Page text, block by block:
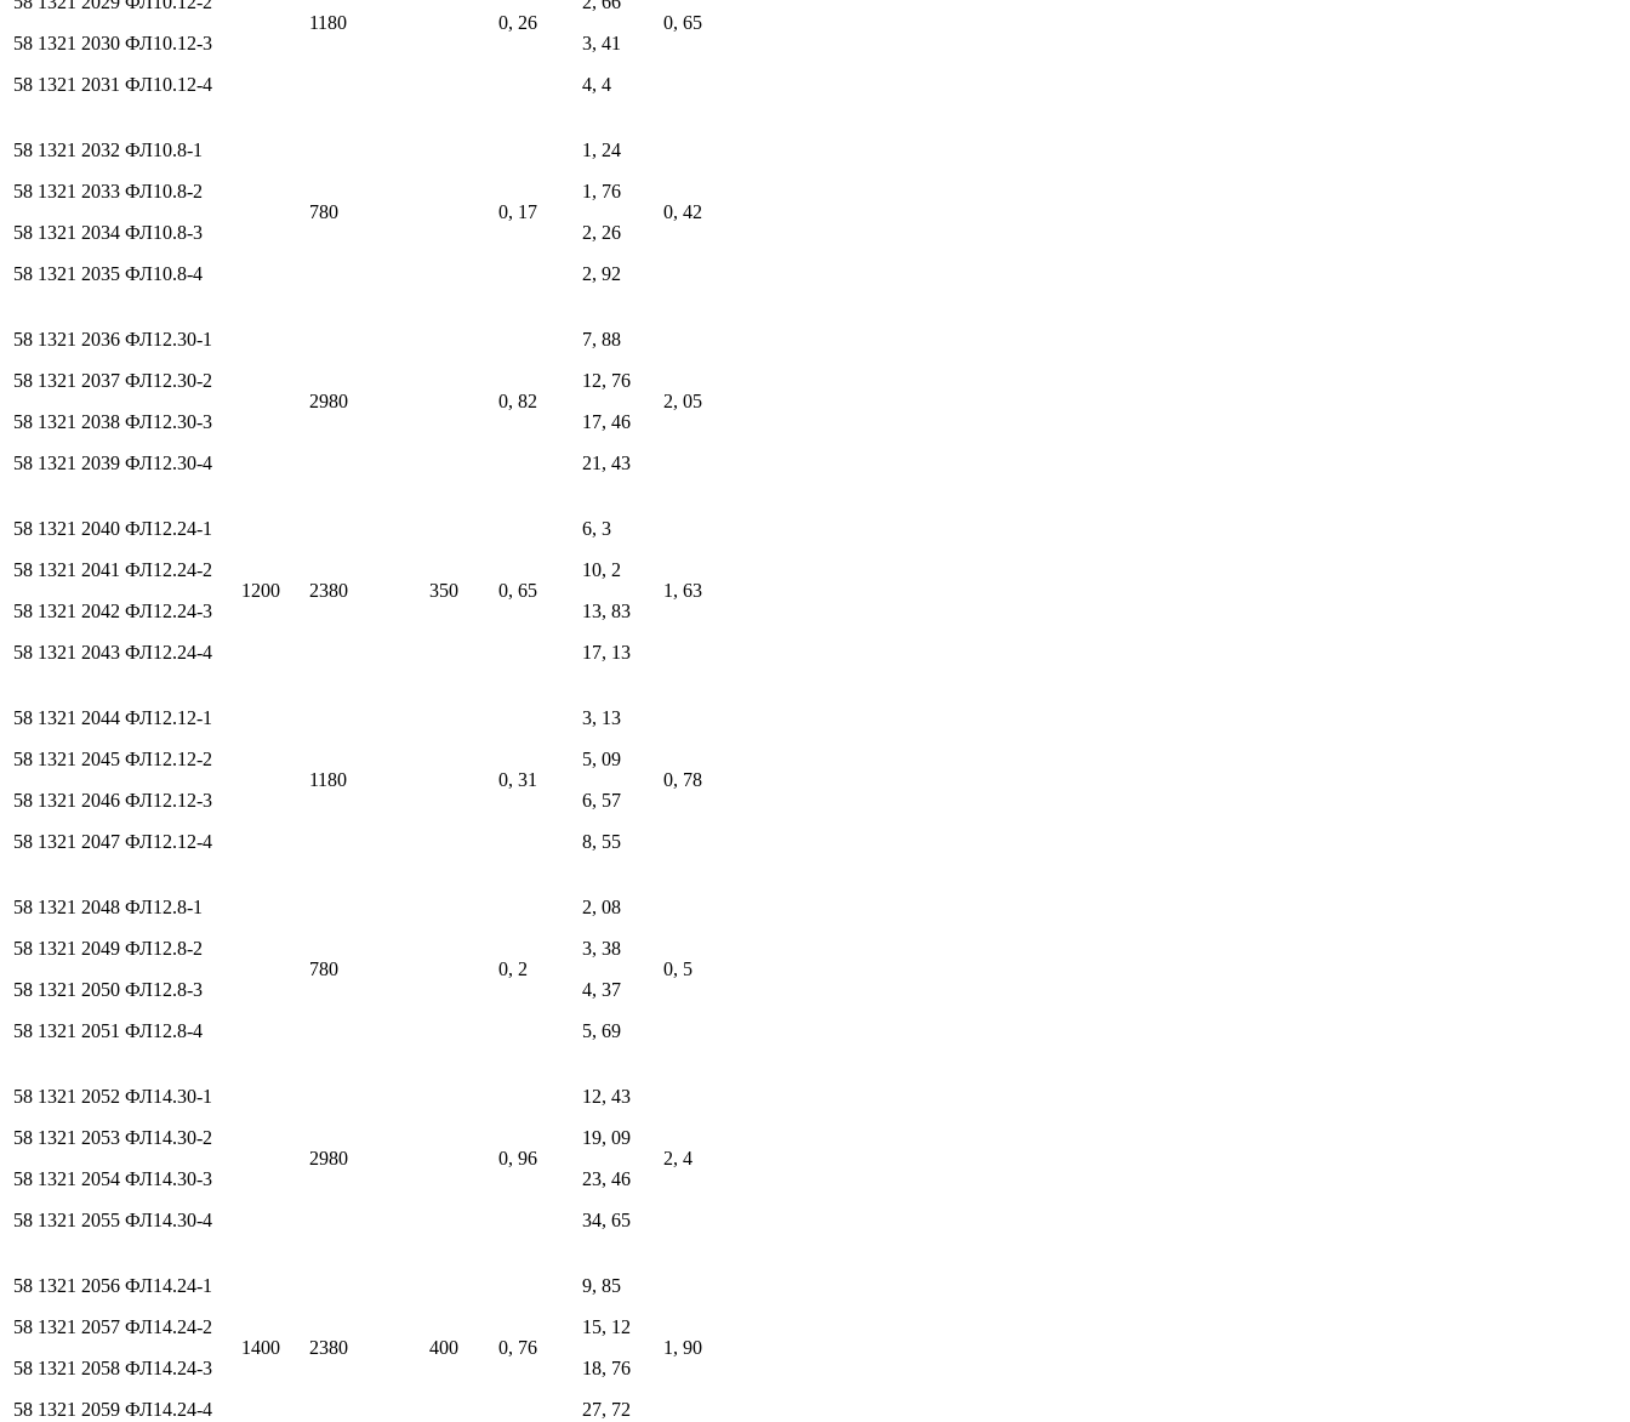
58 1321 2030
58 1321 2031
ФЛ10.12-3
ФЛ10.12-4
1180 0, 26
3, 41
4, 4
0, 65
58 1321 2032
58 1321 2033
58 1321 2034
58 1321 2035
ФЛ10.8-1
ФЛ10.8-2
ФЛ10.8-3
ФЛ10.8-4
780 0, 17
1, 24
1, 76
2, 26
2, 92
0, 42
58 1321 2036
58 1321 2037
58 1321 2038
58 1321 2039
ФЛ12.30-1
ФЛ12.30-2
ФЛ12.30-3
ФЛ12.30-4
2980 0, 82
7, 88
12, 76
17, 46
21, 43
2, 05
58 1321 2040
58 1321 2041
58 1321 2042
58 1321 2043
ФЛ12.24-1
ФЛ12.24-2
ФЛ12.24-3
ФЛ12.24-4
1200 2380 350 0, 65
6, 3
10, 2
13, 83
17, 13
1, 63
58 1321 2044
58 1321 2045
58 1321 2046
58 1321 2047
ФЛ12.12-1
ФЛ12.12-2
ФЛ12.12-3
ФЛ12.12-4
1180 0, 31
3, 13
5, 09
6, 57
8, 55
0, 78
58 1321 2048
58 1321 2049
58 1321 2050
58 1321 2051
ФЛ12.8-1
ФЛ12.8-2
ФЛ12.8-3
ФЛ12.8-4
780 0, 2
2, 08
3, 38
4, 37
5, 69
0, 5
58 1321 2052
58 1321 2053
58 1321 2054
58 1321 2055
ФЛ14.30-1
ФЛ14.30-2
ФЛ14.30-3
ФЛ14.30-4
2980 0, 96
12, 43
19, 09
23, 46
34, 65
2, 4
58 1321 2056
58 1321 2057
58 1321 2058
58 1321 2059
ФЛ14.24-1
ФЛ14.24-2
ФЛ14.24-3
ФЛ14.24-4
1400 2380 400 0, 76
9, 85
15, 12
18, 76
27, 72
1, 90